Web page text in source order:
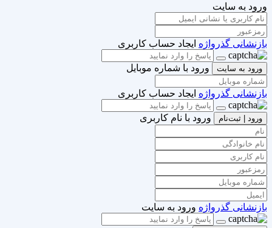
ورود به سایت
بازنشانی گذرواژه ایجاد حساب کاربری
ورود به سایت ورود با شماره موبایل
بازنشانی گذرواژه ایجاد حساب کاربری
ورود | ثبت‌نام ورود با نام کاربری
بازنشانی گذرواژه ورود به سایت